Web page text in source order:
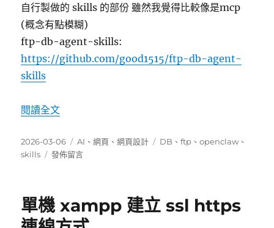
自行製做的 skills 的部份 雖然我覺得比較像是mcp
(概念有點模糊)
ftp-db-agent-skills:
https://github.com/good1515/ftp-db-agent-
skills
閱讀全文〈OpenClaw FTP/DB Skills〉
發
佈
2026-03-06
分
類
AI 、網頁 、網頁設計
標
DB 、ftp 、openclaw 、
skills
在
發佈留言
單機 xampp 建立 ssl https